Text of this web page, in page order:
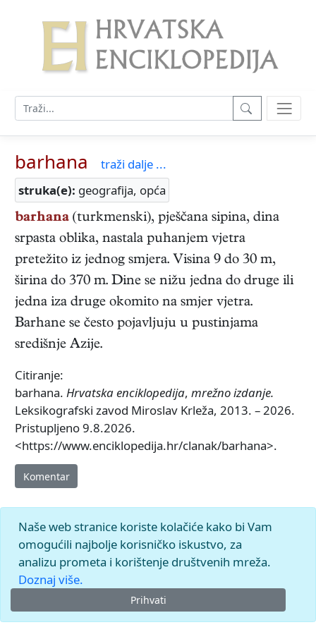
barhana
traži dalje ...
struka(e): geografija, opća
barhana (turkmenski), pješčana sipina, dina
srpasta oblika, nastala puhanjem vjetra
pretežito iz jednog smjera. Visina 9 do 30 m,
širina do 370 m. Dine se nižu jedna do druge ili
jedna iza druge okomito na smjer vjetra.
Barhane se često pojavljuju u pustinjama
središnje Azije.
Citiranje:
barhana. Hrvatska enciklopedija, mrežno izdanje.
Leksikografski zavod Miroslav Krleža, 2013. – 2026.
Pristupljeno 9.8.2026.
<https://www.enciklopedija.hr/clanak/barhana>.
Komentar
Naše web stranice koriste kolačiće kako bi Vam
omogućili najbolje korisničko iskustvo, za
analizu prometa i korištenje društvenih mreža.
Doznaj više.
Prihvati
© 2026.Leksikografski zavodMiroslav Krleža